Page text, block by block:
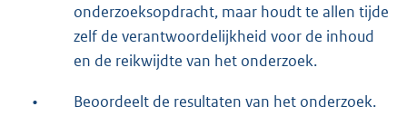
onderzoeksopdracht, maar houdt te allen tijde
zelf de verantwoordelijkheid voor de inhoud
en de reikwijdte van het onderzoek.
• Beoordeelt de resultaten van het onderzoek.